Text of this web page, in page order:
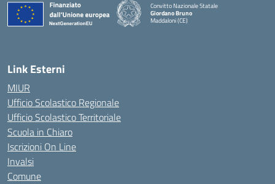
Convitto Nazionale Statale
Giordano Bruno
Maddaloni (CE)
Link Esterni
MIUR
Ufficio Scolastico Regionale
Ufficio Scolastico Territoriale
Scuola in Chiaro
Iscrizioni On Line
Invalsi
Comune